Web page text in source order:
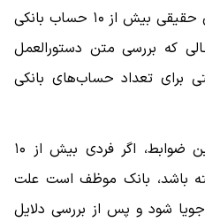
تصور را ایجاد کرده که اشخاص حقیقی بیش از ۱۰ حساب بانکی
که بررسی متن دستورالعمل
برای تعداد حساب‌های بانکی
بر اساس بند «ب» ماده ۱۶ این ضوابط، اگر فردی بیش از ۱۰
باشد، بانک موظف است علت
شود و پس از بررسی دلایل